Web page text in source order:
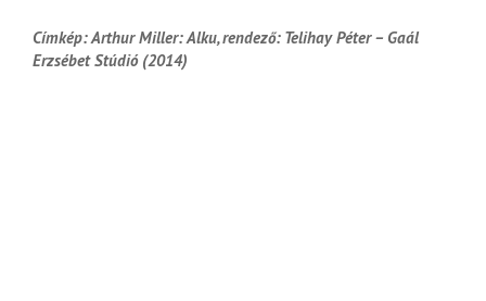
Címkép: Arthur Miller: Alku, rendező: Telihay Péter – Gaál
Erzsébet Stúdió (2014)